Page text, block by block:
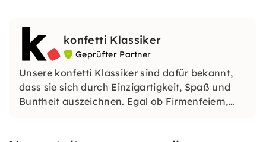
konfetti Klassiker
Geprüfter Partner
Unsere konfetti Klassiker sind dafür bekannt,
dass sie sich durch Einzigartigkeit, Spaß und
Buntheit auszeichnen. Egal ob Firmenfeiern,